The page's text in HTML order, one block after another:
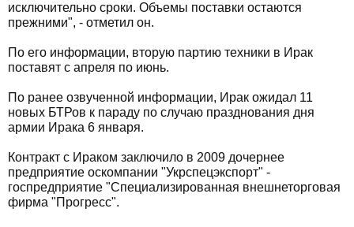
исключительно сроки. Объемы поставки остаются
прежними", - отметил он.
По его информации, вторую партию техники в Ирак
поставят с апреля по июнь.
По ранее озвученной информации, Ирак ожидал 11
новых БТРов к параду по случаю празднования дня
армии Ирака 6 января.
Контракт с Ираком заключило в 2009 дочернее
предприятие оскомпании "Укрспецэкспорт" -
госпредприятие "Специализированная внешнеторговая
фирма "Прогресс".